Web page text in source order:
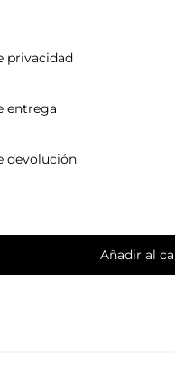
privacidad
entrega
devolución
Añadir al